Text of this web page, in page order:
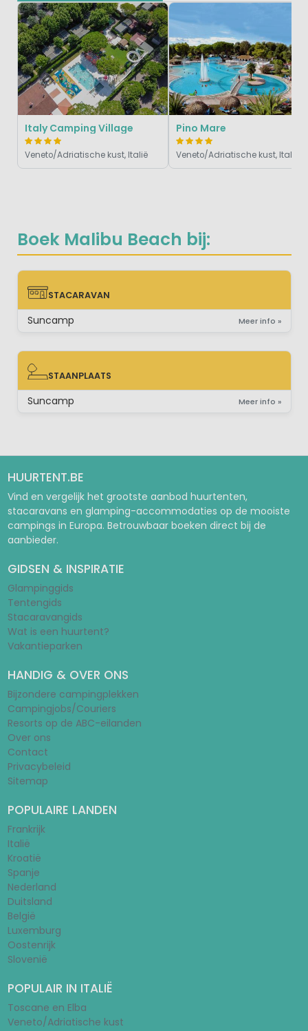
Boek Malibu Beach bij:
STACARAVAN
STACARAVAN
Suncamp Meer info »
STAANPLAATS
STAANPLAATS
Suncamp Meer info »
Italy Camping Village
Veneto/Adriatische kust, Italië
Pino Mare
Veneto/Adriatische kust, Italië
HUURTENT.BE
Vind en vergelijk het grootste aanbod huurtenten,
stacaravans en glamping-accommodaties op de mooiste
campings in Europa. Betrouwbaar boeken direct bij de
aanbieder.
GIDSEN & INSPIRATIE
Glampinggids
Tentengids
Stacaravangids
Wat is een huurtent?
Vakantieparken
HANDIG & OVER ONS
Bijzondere campingplekken
Campingjobs/Couriers
Resorts op de ABC-eilanden
Over ons
Contact
Privacybeleid
Sitemap
POPULAIRE LANDEN
Frankrijk
Italië
Kroatië
Spanje
Nederland
Duitsland
België
Luxemburg
Oostenrijk
Slovenië
POPULAIR IN ITALIË
Toscane en Elba
Veneto/Adriatische kust